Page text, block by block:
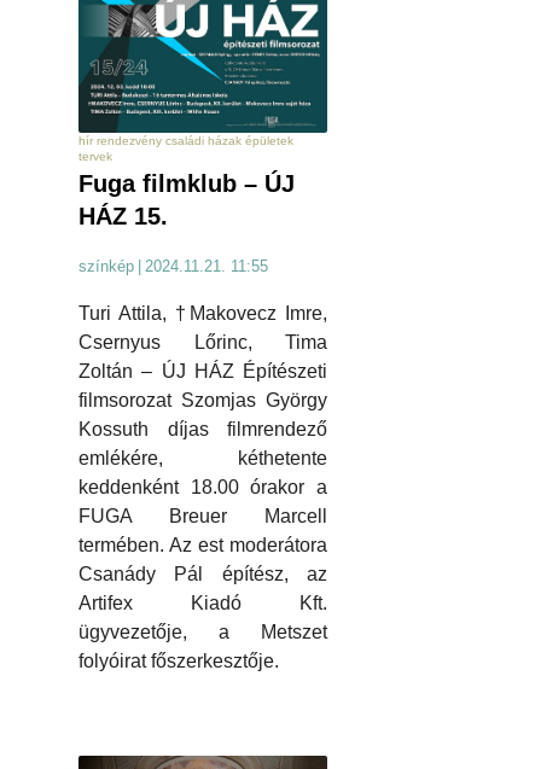
hír rendezvény családi házak épületek
tervek
Fuga filmklub – ÚJ
HÁZ 15.
színkép | 2024.11.21. 11:55
Turi Attila, †Makovecz Imre,
Csernyus Lőrinc, Tima
Zoltán – ÚJ HÁZ Építészeti
filmsorozat Szomjas György
Kossuth díjas filmrendező
emlékére, kéthetente
keddenként 18.00 órakor a
FUGA Breuer Marcell
termében. Az est moderátora
Csanády Pál építész, az
Artifex Kiadó Kft.
ügyvezetője, a Metszet
folyóirat főszerkesztője.